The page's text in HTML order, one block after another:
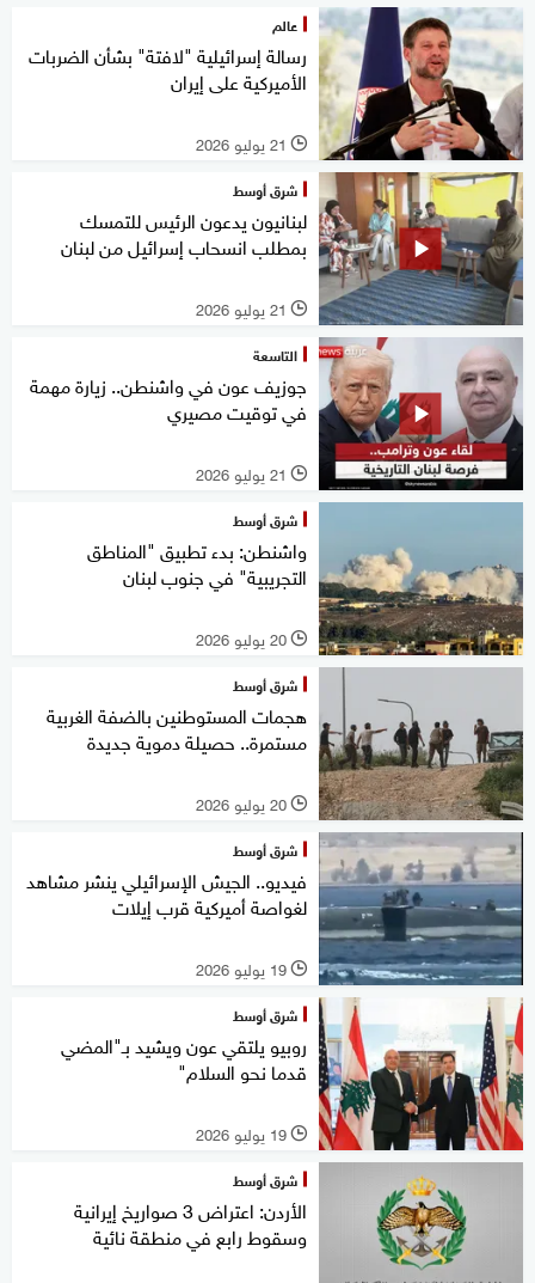
عالم
رسالة إسرائيلية "لافتة" بشأن الضربات
الأميركية على إيران
l 21 يوليو 2026
شرق أوسط
لبنانيون يدعون الرئيس للتمسك
بمطلب انسحاب إسرائيل من لبنان
l 21 يوليو 2026
التاسعة
جوزيف عون في واشنطن.. زيارة مهمة
في توقيت مصيري
l 21 يوليو 2026
شرق أوسط
واشنطن: بدء تطبيق "المناطق
التجريبية" في جنوب لبنان
l 20 يوليو 2026
شرق أوسط
هجمات المستوطنين بالضفة الغربية
مستمرة.. حصيلة دموية جديدة
l 20 يوليو 2026
شرق أوسط
فيديو.. الجيش الإسرائيلي ينشر مشاهد
لغواصة أميركية قرب إيلات
l 19 يوليو 2026
شرق أوسط
روبيو يلتقي عون ويشيد بـ"المضي
قدما نحو السلام"
l 19 يوليو 2026
شرق أوسط
الأردن: اعتراض 3 صواريخ إيرانية
وسقوط رابع في منطقة نائية